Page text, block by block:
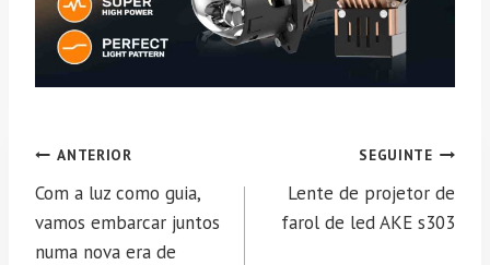
Navegação
de
artigos
ANTERIOR
Com a luz como guia,
vamos embarcar juntos
numa nova era de
SEGUINTE
Lente de projetor de
farol de led AKE s303